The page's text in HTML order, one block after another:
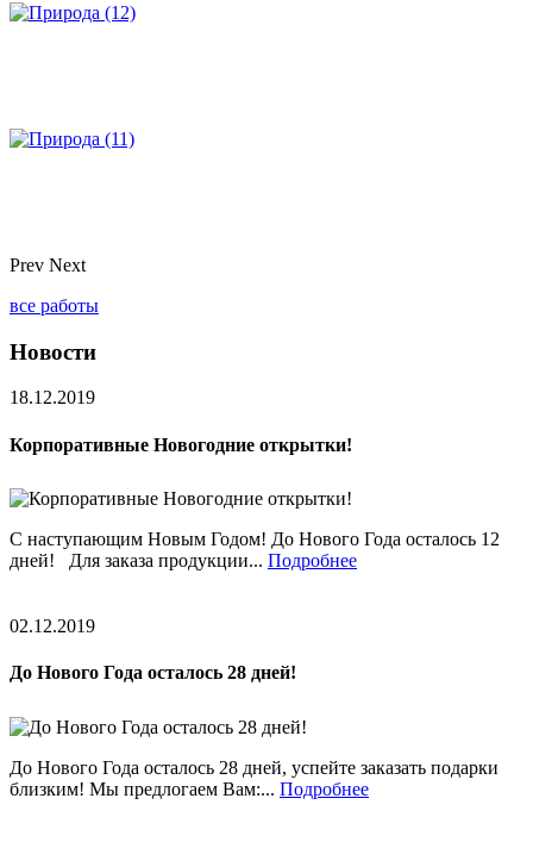
Prev Next
все работы
Новости
18.12.2019
Корпоративные Новогодние открытки!
С наступающим Новым Годом! До Нового Года осталось 12
дней! Для заказа продукции... Подробнее
02.12.2019
До Нового Года осталось 28 дней!
До Нового Года осталось 28 дней, успейте заказать подарки
близким! Мы предлогаем Вам:... Подробнее